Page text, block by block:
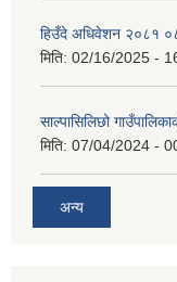
हिउँदे अधिवेशन २०८१
मिति: 02/16/2025 -
साल्पासिलिछो
मिति: 07/04/2024 -
अन्य